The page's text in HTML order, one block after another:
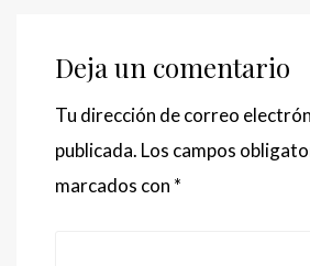
Deja un comentario
Tu dirección de correo
publicada. Los campos
marcados con *